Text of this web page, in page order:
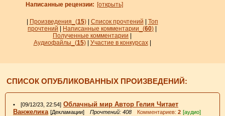
Написанные рецензии: [открыть]
Произведения_ (15) Список прочтений
Топ
прочтений
Написанные комментарии_ (60)
Полученные комментарии
Аудиофайлы_(15)| Участие в конкурсах|
СПИСОК ОПУБЛИКОВАННЫХ ПРОИЗВЕДЕНИЙ:
• [09/12/23, 22:54] Облачный мир Автор Гелия Читает
Ванжелика [Декламации] Прочтений: 408 Комментариев: 2 [аудио]